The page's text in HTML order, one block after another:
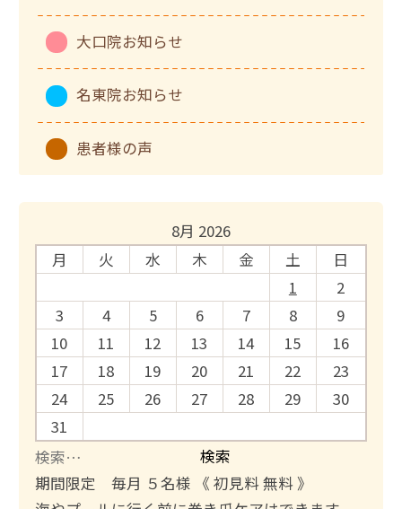
大口院お知らせ
名東院お知らせ
患者様の声
8月 2026
月
火 水 木 金 土
日
1
2
3
4 5 6 7 8
9
10
11 12 13 14 15
16
17
18 19 20 21 22
23
24
25 26 27 28 29
30
31
検
索
期間限定 毎月 ５名様 《 初見料 無料 》